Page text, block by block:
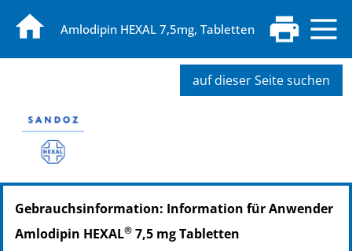
Amlodipin HEXAL 7,5mg, Tabletten
auf dieser Seite suchen
PZN: 07018724
PPN: 110701872460
NTIN: 04150070187241
Gebrauchsinformation: Information für Anwender
Amlodipin HEXAL® 7,5 mg Tabletten